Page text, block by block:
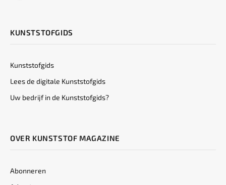
KUNSTSTOFGIDS
Kunststofgids
Lees de digitale Kunststofgids
Uw bedrijf in de Kunststofgids?
OVER KUNSTSTOF MAGAZINE
Abonneren